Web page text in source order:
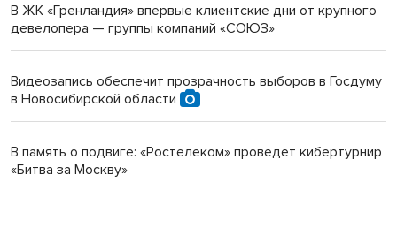
В ЖК «Гренландия» впервые клиентские дни от крупного
девелопера — группы компаний «СОЮЗ»
Видеозапись обеспечит прозрачность выборов в Госдуму
в Новосибирской области
В память о подвиге: «Ростелеком» проведет кибертурнир
«Битва за Москву»